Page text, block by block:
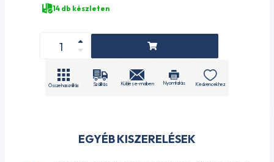
EGYÉB KISZERELÉSEK
14 db készleten
Összehasonlítás Szállítás Küldés e-mailben Nyomtatás Kedvencekhez